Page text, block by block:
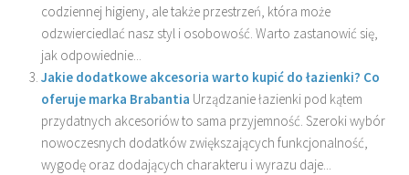
codziennej higieny, ale także przestrzeń, która może
odzwierciedlać nasz styl i osobowość. Warto zastanowić się,
jak odpowiednie...
Jakie dodatkowe akcesoria warto kupić do łazienki? Co
oferuje marka Brabantia Urządzanie łazienki pod kątem
przydatnych akcesoriów to sama przyjemność. Szeroki wybór
nowoczesnych dodatków zwiększających funkcjonalność,
wygodę oraz dodających charakteru i wyrazu daje...